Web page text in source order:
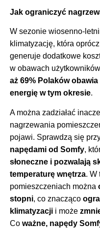
Jak ograniczyć
W sezonie wiosenno-
klimatyzację, która
generuje dodatkowe
w obawach
aż 69% Polaków
energię w tym okresie.
A można zadziałać
nagrzewania
pojawi. Sprawdzą się
napędami od Somfy,
słoneczne i pozwalają
temperaturę wnętrza. W
pomieszczeniach można
stopni, co znacząco
klimatyzacji i może
Co ważne, napędy